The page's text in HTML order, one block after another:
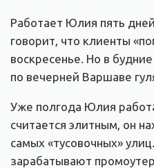
Работает Юлия пять
говорит, что клиенты
воскресенье. Но в
по вечерней Варшаве
Уже полгода Юлия
считается элитным, он
самых «тусовочных»
зарабатывают